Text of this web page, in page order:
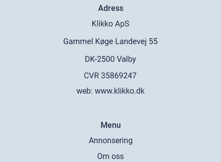
Adress
web: www.klikko.dk
Menu
Annonsering
Om oss